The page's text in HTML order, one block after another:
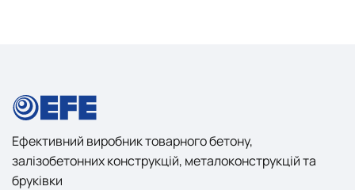
Ефективний виробник товарного бетону,
залізобетонних конструкцій, металоконструкцій та
бруківки